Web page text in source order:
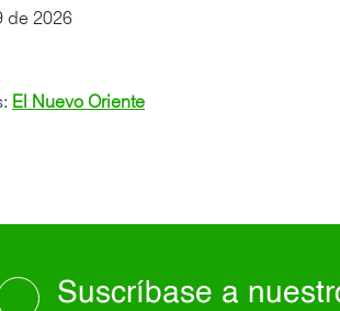
de 2026
El Nuevo Oriente
Suscríbase a